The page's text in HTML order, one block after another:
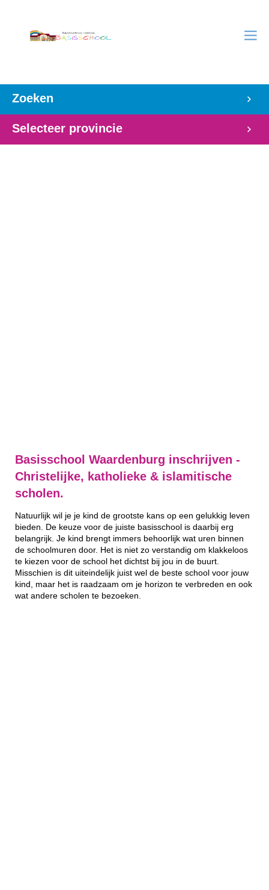
Zoeken
Selecteer provincie
Basisschool Waardenburg inschrijven -
Christelijke, katholieke & islamitische
scholen.
Natuurlijk wil je je kind de grootste kans op een gelukkig leven
bieden. De keuze voor de juiste basisschool is daarbij erg
belangrijk. Je kind brengt immers behoorlijk wat uren binnen
de schoolmuren door. Het is niet zo verstandig om klakkeloos
te kiezen voor de school het dichtst bij jou in de buurt.
Misschien is dit uiteindelijk juist wel de beste school voor jouw
kind, maar het is raadzaam om je horizon te verbreden en ook
wat andere scholen te bezoeken.